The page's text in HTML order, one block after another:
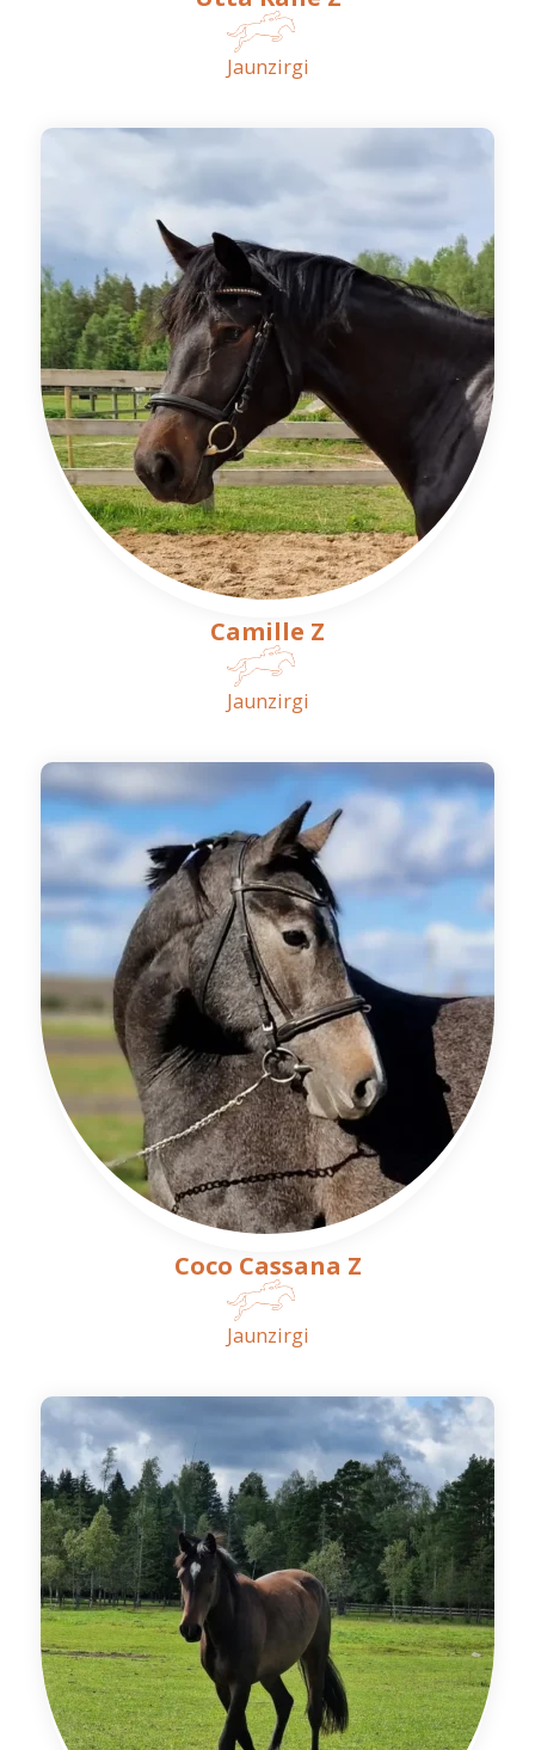
Jaunzirgi
Camille Z
Jaunzirgi
Coco Cassana Z
Jaunzirgi